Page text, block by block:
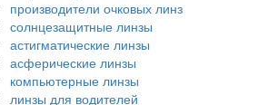
производители очковых линз
солнцезащитные линзы
астигматические линзы
асферические линзы
компьютерные линзы
линзы для водителей